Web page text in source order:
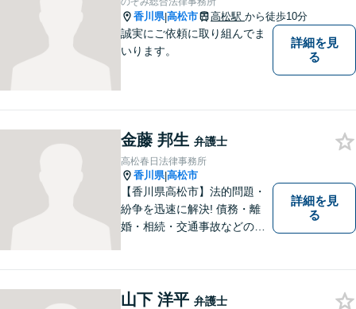
香川県|高松市 高松駅 から徒歩10分
誠実にご依頼に取り組んでま
いります。
詳細を見
る
金藤 邦生 弁護士
高松春日法律事務所
香川県|高松市
【香川県高松市】法的問題・
紛争を迅速に解決! 債務・離
婚・相続・交通事故などの問
詳細を見
る
山下 洋平 弁護士